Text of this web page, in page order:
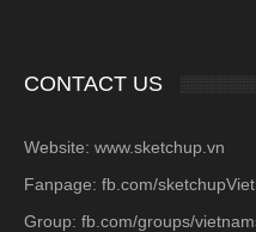
CONTACT US
Website: www.sketchup.vn
Fanpage: fb.com/
Group: fb.com/groups/